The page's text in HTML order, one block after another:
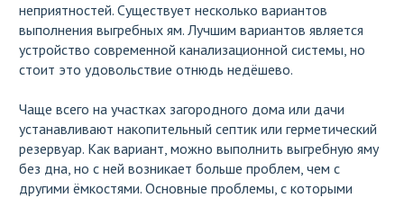
неприятностей. Существует несколько вариантов
выполнения выгребных ям. Лучшим вариантов является
устройство современной канализационной системы, но
стоит это удовольствие отнюдь недёшево.
Чаще всего на участках загородного дома или дачи
устанавливают накопительный септик или герметический
резервуар. Как вариант, можно выполнить выгребную яму
без дна, но с ней возникает больше проблем, чем с
другими ёмкостями. Основные проблемы, с которыми